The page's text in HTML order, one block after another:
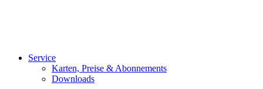
Service
Karten, Preise & Abonnements
Downloads